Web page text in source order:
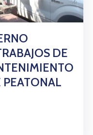
DE
PEATONAL